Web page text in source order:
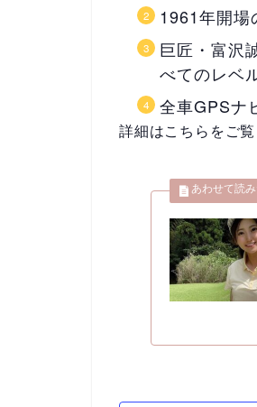
1961年開場
巨匠・富沢
べてのレベ
全車GPSナ
詳細はこちらをご覧